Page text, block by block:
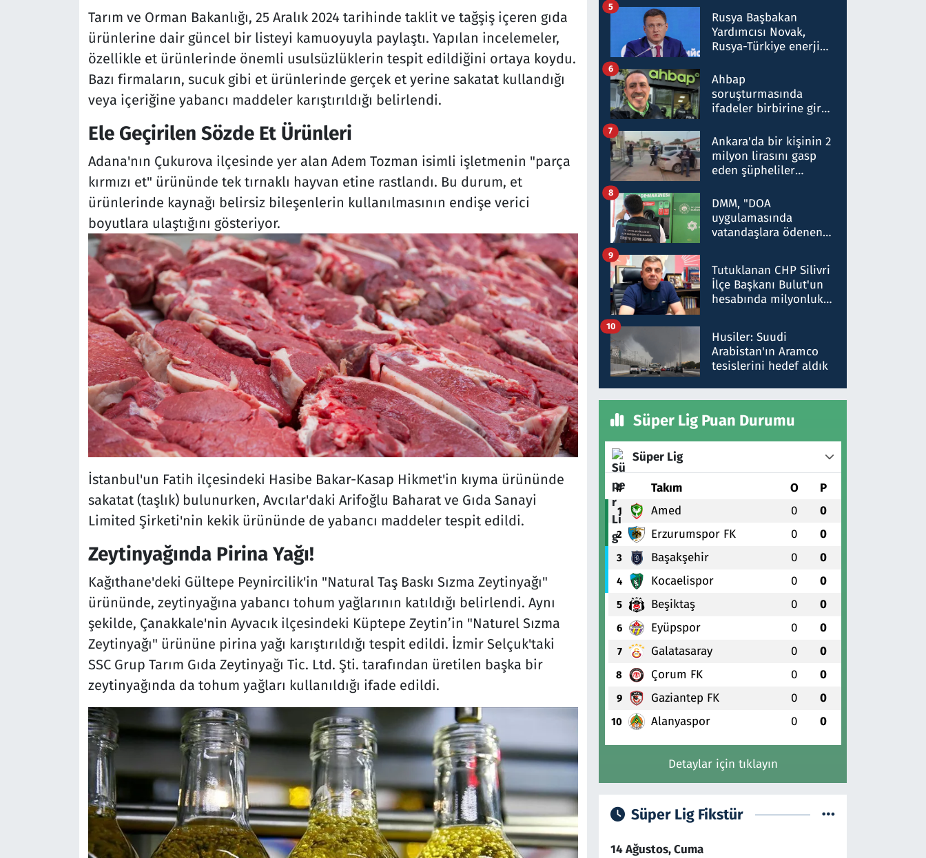
Tarım ve Orman Bakanlığı, 25 Aralık 2024 tarihinde taklit ve tağşiş içeren gıda
ürünlerine dair güncel bir listeyi kamuoyuyla paylaştı. Yapılan incelemeler,
özellikle et ürünlerinde önemli usulsüzlüklerin tespit edildiğini ortaya koydu.
Bazı firmaların, sucuk gibi et ürünlerinde gerçek et yerine sakatat kullandığı
veya içeriğine yabancı maddeler karıştırıldığı belirlendi.
Ele Geçirilen Sözde Et Ürünleri
Adana'nın Çukurova ilçesinde yer alan Adem Tozman isimli işletmenin "parça
kırmızı et" ürününde tek tırnaklı hayvan etine rastlandı. Bu durum, et
ürünlerinde kaynağı belirsiz bileşenlerin kullanılmasının endişe verici
boyutlara ulaştığını gösteriyor.
İstanbul'un Fatih ilçesindeki Hasibe Bakar-Kasap Hikmet'in kıyma ürününde
sakatat (taşlık) bulunurken, Avcılar'daki Arifoğlu Baharat ve Gıda Sanayi
Limited Şirketi'nin kekik ürününde de yabancı maddeler tespit edildi.
Zeytinyağında Pirina Yağı!
Kağıthane'deki Gültepe Peynircilik'in "Natural Taş Baskı Sızma Zeytinyağı"
ürününde, zeytinyağına yabancı tohum yağlarının katıldığı belirlendi. Aynı
şekilde, Çanakkale'nin Ayvacık ilçesindeki Küptepe Zeytin’in "Naturel Sızma
Zeytinyağı" ürününe pirina yağı karıştırıldığı tespit edildi. İzmir Selçuk'taki
SSC Grup Tarım Gıda Zeytinyağı Tic. Ltd. Şti. tarafından üretilen başka bir
zeytinyağında da tohum yağları kullanıldığı ifade edildi.
Rusya Başbakan
Yardımcısı Novak,
Rusya-Türkiye enerji
nitelikte olduğunu
belirtti
5
Ahbap
soruşturmasında
ifadeler birbirine girdi:
ifadelerinden ortaya
çıkan tablo şok etti
6
Ankara'da bir kişinin 2
milyon lirasını gasp
eden şüpheliler
7
DMM, "DOA
uygulamasında
vatandaşlara ödenen
düşürüldüğü" iddiasını
yalanladı
8
Tutuklanan CHP Silivri
İlçe Başkanı Bulut'un
hesabında milyonluk
talimat verdi, ben
gönderdim
9
Husiler: Suudi
Arabistan'ın Aramco
tesislerini hedef aldık
10
Süper Lig Puan Durumu
Süper Lig
# Takım O P
1 Amed 0 0
2 Erzurumspor FK 0 0
3 Başakşehir 0 0
4 Kocaelispor 0 0
5 Beşiktaş 0 0
6 Eyüpspor 0 0
7 Galatasaray 0 0
8 Çorum FK 0 0
9 Gaziantep FK 0 0
10 Alanyaspor 0 0
Detaylar için tıklayın
Süper Lig Fikstür
14 Ağustos, Cuma